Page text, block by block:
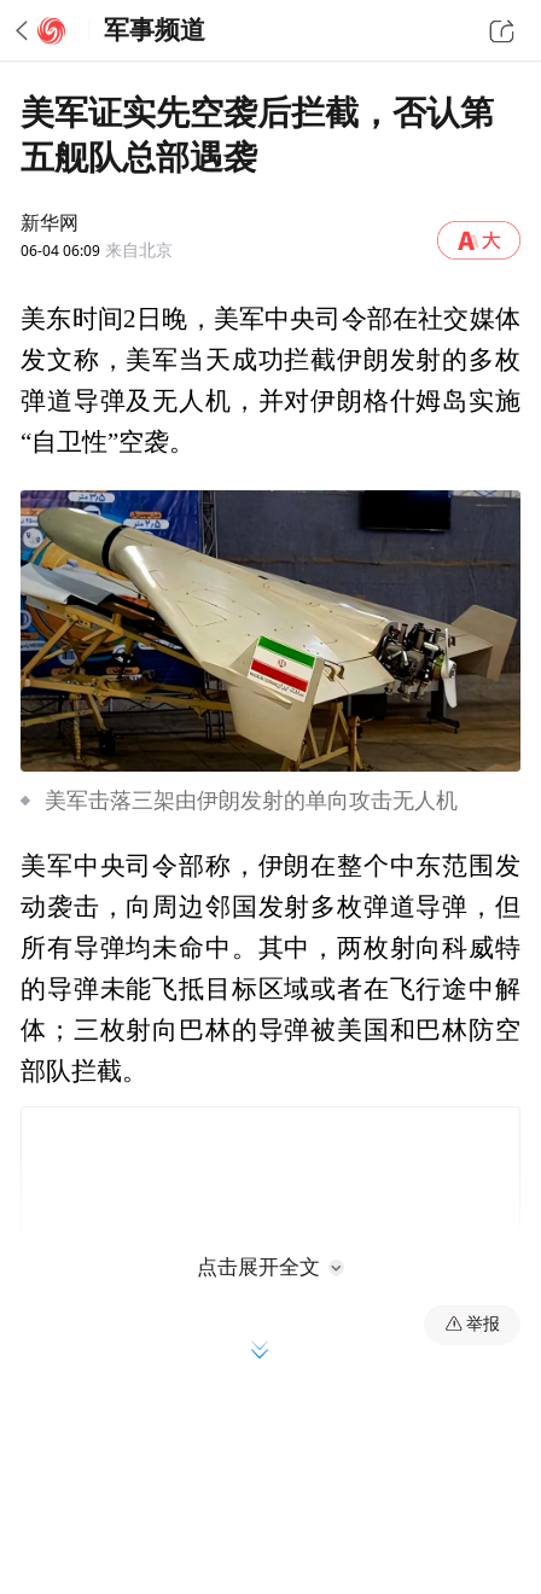
军事频道
美军证实先空袭后拦截，否认第
五舰队总部遇袭
新华网
06-04 06:09 来自北京
美东时间2日晚，美军中央司令部在社交媒体
发文称，美军当天成功拦截伊朗发射的多枚
弹道导弹及无人机，并对伊朗格什姆岛实施
“自卫性”空袭。
美军击落三架由伊朗发射的单向攻击无人机
美军中央司令部称，伊朗在整个中东范围发
动袭击，向周边邻国发射多枚弹道导弹，但
所有导弹均未命中。其中，两枚射向科威特
的导弹未能飞抵目标区域或者在飞行途中解
体；三枚射向巴林的导弹被美国和巴林防空
部队拦截。
点击展开全文
举报